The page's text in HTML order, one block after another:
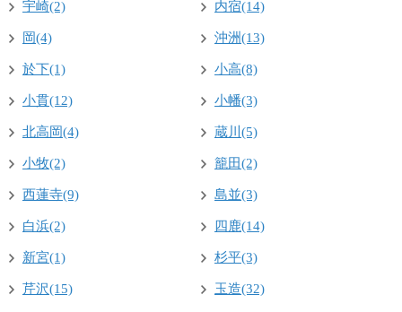
宇崎(2) 内宿(14)
岡(4) 沖洲(13)
於下(1) 小高(8)
小貫(12) 小幡(3)
北高岡(4) 蔵川(5)
小牧(2) 籠田(2)
西蓮寺(9) 島並(3)
白浜(2) 四鹿(14)
新宮(1) 杉平(3)
芹沢(15) 玉造(32)